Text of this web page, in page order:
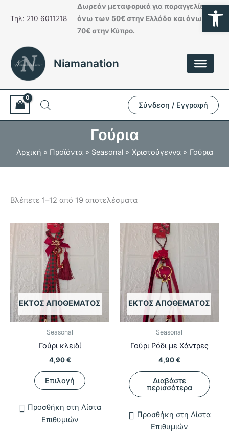
στοΤηλ: 210 6011218
Δωρεάν μεταφορικά για παραγγελίες
άνω των 50€ στην Ελλάδα και άνω των
70€ στην Κύπρο.
Niamanation
Σύνδεση / Εγγραφή
Γούρια
Αρχική Προϊόντα Seasonal Χριστούγεννα Γούρια
Βλέπετε 1–12 από 19 αποτελέσματα
ΕΚΤΌΣ ΑΠΟΘΈΜΑΤΟΣ
Seasonal
Γούρι κλειδί
4,90€
Επιλογή
το
έχει
Προσθήκη στη Λίστα
Επιθυμιών
ΕΚΤΌΣ ΑΠΟΘΈΜΑΤΟΣ
Seasonal
Γούρι Ρόδι με Χάντρες
4,90€
Διαβάστε
περισσότερα
Προσθήκη στη Λίστα
Επιθυμιών